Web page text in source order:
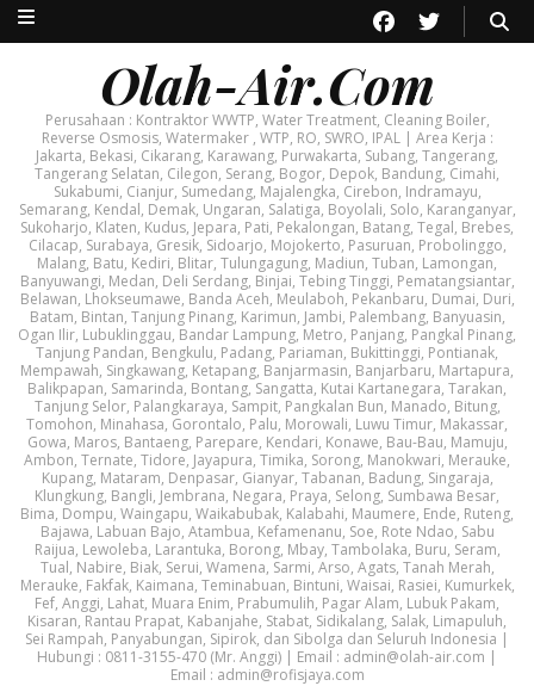
Olah-Air.Com
Perusahaan : Kontraktor WWTP, Water Treatment, Cleaning Boiler,
Reverse Osmosis, Watermaker , WTP, RO, SWRO, IPAL | Area Kerja :
Jakarta, Bekasi, Cikarang, Karawang, Purwakarta, Subang, Tangerang,
Tangerang Selatan, Cilegon, Serang, Bogor, Depok, Bandung, Cimahi,
Sukabumi, Cianjur, Sumedang, Majalengka, Cirebon, Indramayu,
Semarang, Kendal, Demak, Ungaran, Salatiga, Boyolali, Solo, Karanganyar,
Sukoharjo, Klaten, Kudus, Jepara, Pati, Pekalongan, Batang, Tegal, Brebes,
Cilacap, Surabaya, Gresik, Sidoarjo, Mojokerto, Pasuruan, Probolinggo,
Malang, Batu, Kediri, Blitar, Tulungagung, Madiun, Tuban, Lamongan,
Banyuwangi, Medan, Deli Serdang, Binjai, Tebing Tinggi, Pematangsiantar,
Belawan, Lhokseumawe, Banda Aceh, Meulaboh, Pekanbaru, Dumai, Duri,
Batam, Bintan, Tanjung Pinang, Karimun, Jambi, Palembang, Banyuasin,
Ogan Ilir, Lubuklinggau, Bandar Lampung, Metro, Panjang, Pangkal Pinang,
Tanjung Pandan, Bengkulu, Padang, Pariaman, Bukittinggi, Pontianak,
Mempawah, Singkawang, Ketapang, Banjarmasin, Banjarbaru, Martapura,
Balikpapan, Samarinda, Bontang, Sangatta, Kutai Kartanegara, Tarakan,
Tanjung Selor, Palangkaraya, Sampit, Pangkalan Bun, Manado, Bitung,
Tomohon, Minahasa, Gorontalo, Palu, Morowali, Luwu Timur, Makassar,
Gowa, Maros, Bantaeng, Parepare, Kendari, Konawe, Bau-Bau, Mamuju,
Ambon, Ternate, Tidore, Jayapura, Timika, Sorong, Manokwari, Merauke,
Kupang, Mataram, Denpasar, Gianyar, Tabanan, Badung, Singaraja,
Klungkung, Bangli, Jembrana, Negara, Praya, Selong, Sumbawa Besar,
Bima, Dompu, Waingapu, Waikabubak, Kalabahi, Maumere, Ende, Ruteng,
Bajawa, Labuan Bajo, Atambua, Kefamenanu, Soe, Rote Ndao, Sabu
Raijua, Lewoleba, Larantuka, Borong, Mbay, Tambolaka, Buru, Seram,
Tual, Nabire, Biak, Serui, Wamena, Sarmi, Arso, Agats, Tanah Merah,
Merauke, Fakfak, Kaimana, Teminabuan, Bintuni, Waisai, Rasiei, Kumurkek,
Fef, Anggi, Lahat, Muara Enim, Prabumulih, Pagar Alam, Lubuk Pakam,
Kisaran, Rantau Prapat, Kabanjahe, Stabat, Sidikalang, Salak, Limapuluh,
Sei Rampah, Panyabungan, Sipirok, dan Sibolga dan Seluruh Indonesia |
Hubungi : 0811-3155-470 (Mr. Anggi) | Email : admin@olah-air.com |
Email : admin@rofisjaya.com